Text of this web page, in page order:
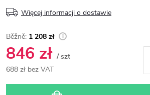
Więcej informacji o dostawie
1 208 zł
846 zł / szt
688 zł bez VAT